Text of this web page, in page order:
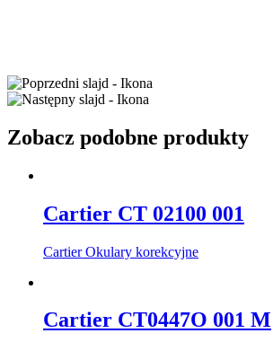
Zobacz podobne produkty
Cartier CT 02100 001
Cartier Okulary korekcyjne
Cartier CT0447O 001 M